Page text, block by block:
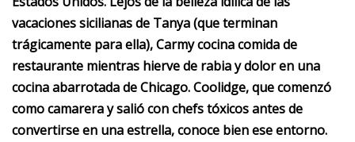
vacaciones sicilianas de Tanya (que terminan
trágicamente para ella), Carmy cocina comida de
restaurante mientras hierve de rabia y dolor en una
cocina abarrotada de Chicago. Coolidge, que comenzó
como camarera y salió con chefs tóxicos antes de
convertirse en una estrella, conoce bien ese entorno.